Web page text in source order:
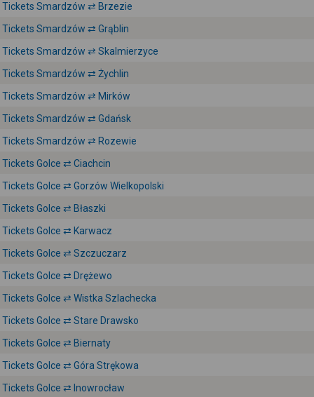
Tickets Smardzów ⇄ Brzezie
Tickets Smardzów ⇄ Grąblin
Tickets Smardzów ⇄ Skalmierzyce
Tickets Smardzów ⇄ Żychlin
Tickets Smardzów ⇄ Mirków
Tickets Smardzów ⇄ Gdańsk
Tickets Smardzów ⇄ Rozewie
Tickets Golce ⇄ Ciachcin
Tickets Golce ⇄ Gorzów Wielkopolski
Tickets Golce ⇄ Błaszki
Tickets Golce ⇄ Karwacz
Tickets Golce ⇄ Szczuczarz
Tickets Golce ⇄ Drężewo
Tickets Golce ⇄ Wistka Szlachecka
Tickets Golce ⇄ Stare Drawsko
Tickets Golce ⇄ Biernaty
Tickets Golce ⇄ Góra Strękowa
Tickets Golce ⇄ Inowrocław